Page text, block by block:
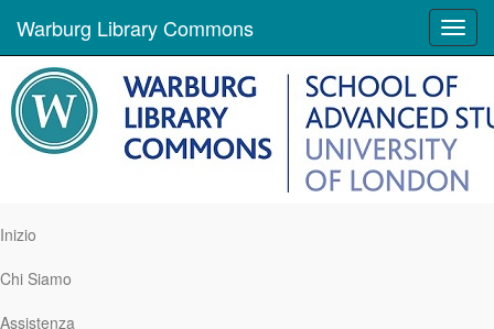
Warburg Library Commons
Inizio
Chi Siamo
Assistenza